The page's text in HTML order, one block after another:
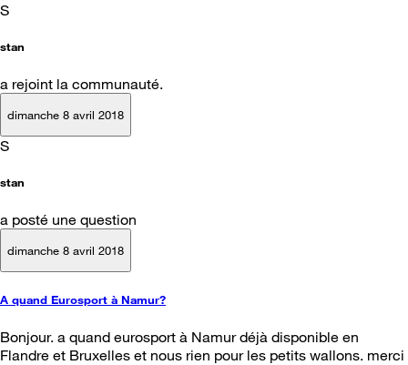
S
stan
a rejoint la communauté.
dimanche 8 avril 2018
S
stan
a posté une question
dimanche 8 avril 2018
A quand Eurosport à Namur?
Bonjour. a quand eurosport à Namur déjà disponible en
Flandre et Bruxelles et nous rien pour les petits wallons. merci